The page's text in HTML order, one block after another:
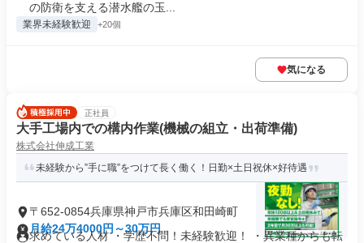
の防衛を支える潜水艦の玉...
業界未経験歓迎 +20個
気になる
正社員
大手工場内での構内作業(機械の組立・出荷準備)
株式会社伸成工業
未経験から”手に職”をつけて長く働く！日勤×土日祝休×好待遇
〒652-0854兵庫県神戸市兵庫区和田崎町
月給24万4000円～30万円
求めている人材 ・学歴不問！未経験歓迎！ ・異業種からも転